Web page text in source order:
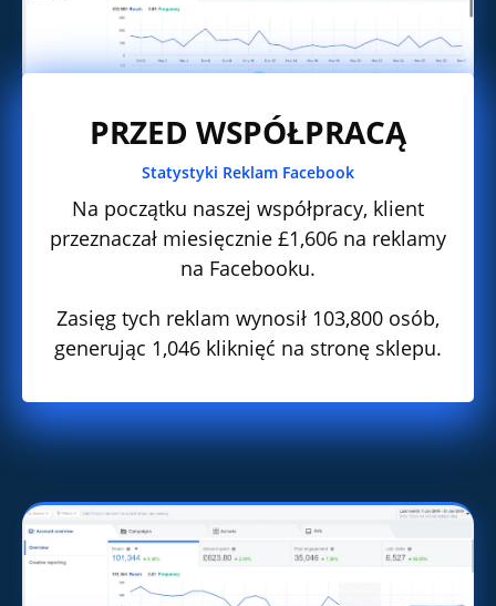
PRZED WSPÓŁPRACĄ
Statystyki Reklam Facebook
Na początku naszej współpracy, klient
przeznaczał miesięcznie £1,606 na reklamy
na Facebooku.
Zasięg tych reklam wynosił 103,800 osób,
generując 1,046 kliknięć na stronę sklepu.